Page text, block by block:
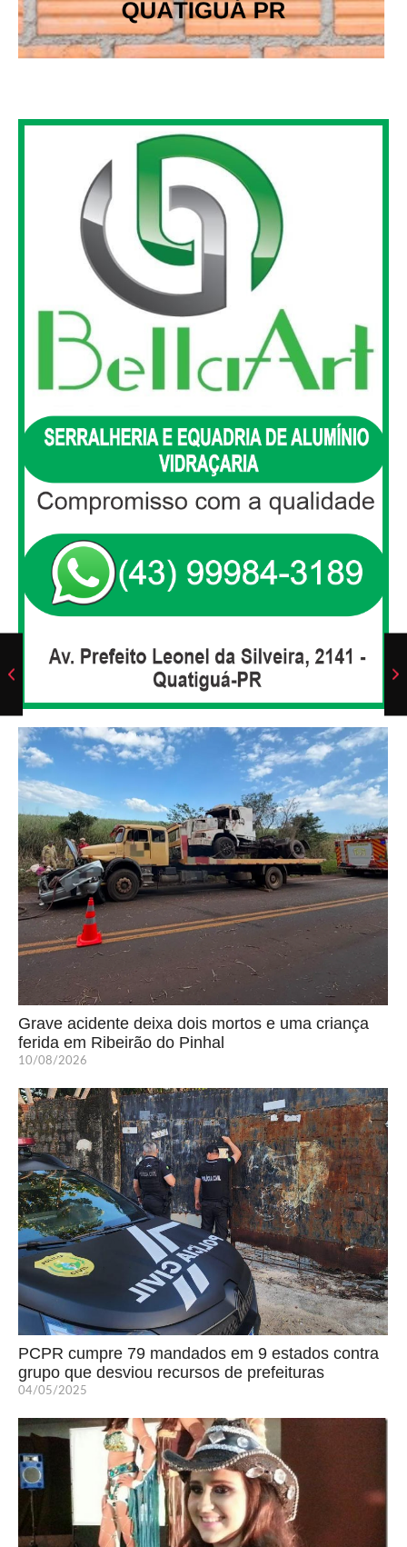
Grave acidente deixa dois mortos e uma criança
ferida em Ribeirão do Pinhal
10/08/2026
PCPR cumpre 79 mandados em 9 estados contra
grupo que desviou recursos de prefeituras
04/05/2025